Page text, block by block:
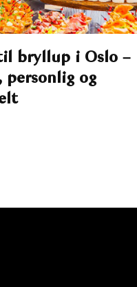
bryllup i Oslo –
personlig og